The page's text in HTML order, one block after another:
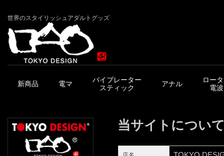
世界のスタイリッシュアダルトグッズ
新商品 電マ
バイブレーター
スティック
アナル
ロー
電波
当サイトについ